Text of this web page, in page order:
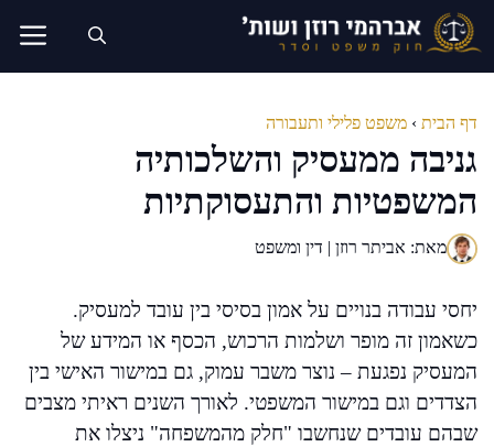
לדלג
לתוכן
דף הבית › משפט פלילי ותעבורה
גניבה ממעסיק והשלכותיה
המשפטיות והתעסוקתיות
מאת: אביתר רוזן | דין ומשפט
יחסי עבודה בנויים על אמון בסיסי בין עובד למעסיק.
כשאמון זה מופר ושלמות הרכוש, הכסף או המידע של
המעסיק נפגעת – נוצר משבר עמוק, גם במישור האישי בין
הצדדים וגם במישור המשפטי. לאורך השנים ראיתי מצבים
שבהם עובדים שנחשבו "חלק מהמשפחה" ניצלו את